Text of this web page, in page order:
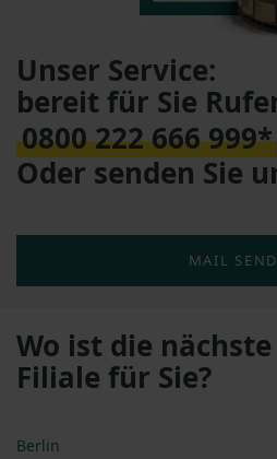
Unser Service:
bereit für Sie
0800 222 666 999*
Oder senden Sie
MAIL
Wo ist die nächste
Filiale für Sie?
Berlin